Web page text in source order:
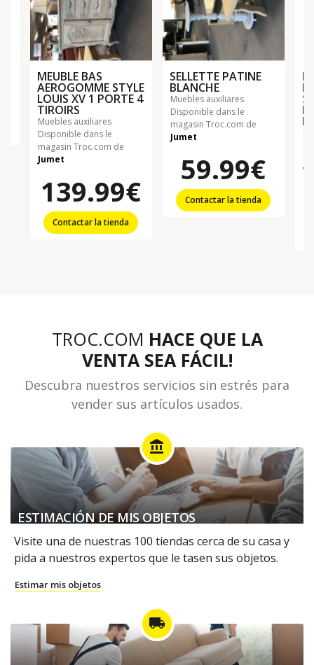
MEUBLE BAS
AEROGOMME STYLE
LOUIS XV 1 PORTE 4
TIROIRS
muebles auxiliares
Disponible dans le
magasin Troc.com de
Jumet
139.99€
Contactar la tienda
SELLETTE PATINE
BLANCHE
muebles auxiliares
Disponible dans le
magasin Troc.com de
Jumet
59.99€
Contactar la tienda
TROC.COM HACE QUE LA
VENTA SEA FÁCIL!
Descubra nuestros servicios sin estrés para
vender sus artículos usados.
account_balance
ESTIMACIÓN DE MIS OBJETOS
Visite una de nuestras 100 tiendas cerca de su casa y
pida a nuestros expertos que le tasen sus objetos.
Estimar mis objetos
local_shipping